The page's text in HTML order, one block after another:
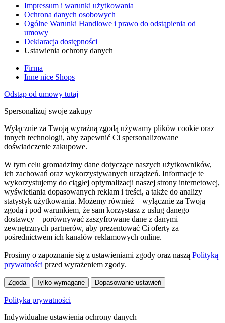
Impressum i warunki użytkowania
Ochrona danych osobowych
Ogólne Warunki Handlowe i prawo do odstąpienia od
umowy
Deklaracja dostępności
Ustawienia ochrony danych
Firma
Inne nice Shops
Odstąp od umowy tutaj
Spersonalizuj swoje zakupy
Wyłącznie za Twoją wyraźną zgodą używamy plików cookie oraz
innych technologii, aby zapewnić Ci spersonalizowane
doświadczenie zakupowe.
W tym celu gromadzimy dane dotyczące naszych użytkowników,
ich zachowań oraz wykorzystywanych urządzeń. Informacje te
wykorzystujemy do ciągłej optymalizacji naszej strony internetowej,
wyświetlania dopasowanych reklam i treści, a także do analizy
statystyk użytkowania. Możemy również – wyłącznie za Twoją
zgodą i pod warunkiem, że sam korzystasz z usług danego
dostawcy – porównywać zaszyfrowane dane z danymi
zewnętrznych partnerów, aby prezentować Ci oferty za
pośrednictwem ich kanałów reklamowych online.
Prosimy o zapoznanie się z ustawieniami zgody oraz naszą Polityką
prywatności przed wyrażeniem zgody.
Zgoda Tylko wymagane Dopasowanie ustawień
Polityka prywatności
Indywidualne ustawienia ochrony danych